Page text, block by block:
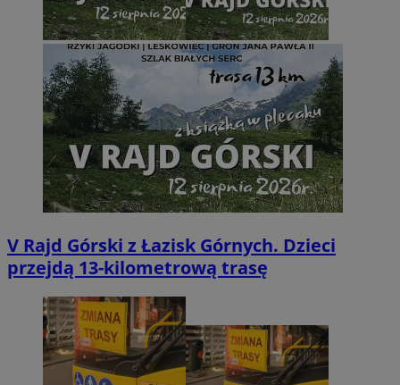
V Rajd Górski z Łazisk Górnych. Dzieci
przejdą 13-kilometrową trasę